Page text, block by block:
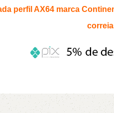
AX
XPB
perfil AX64 marca